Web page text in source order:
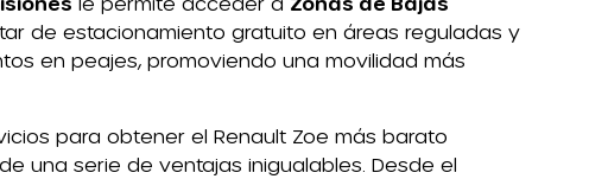
de estacionamiento gratuito en áreas reguladas y
en peajes, promoviendo una movilidad más
para obtener el Renault Zoe más barato
una serie de ventajas inigualables. Desde el